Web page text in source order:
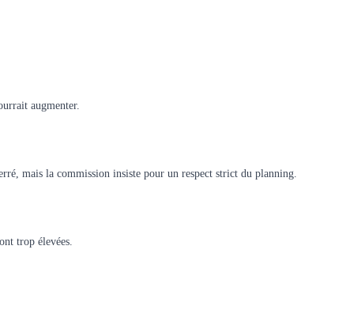
augmenter.
mais la commission insiste pour un respect strict du planning.
trop élevées.